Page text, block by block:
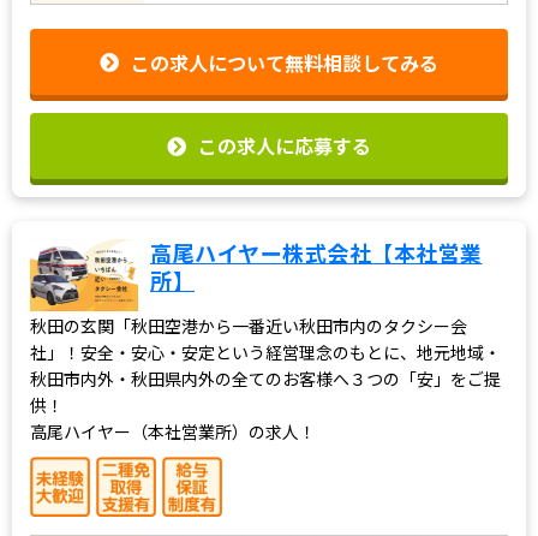
この求人について無料相談してみる
この求人に応募する
高尾ハイヤー株式会社【本社営業
所】
秋田の玄関「秋田空港から一番近い秋田市内のタクシー会
社」！安全・安心・安定という経営理念のもとに、地元地域・
秋田市内外・秋田県内外の全てのお客様へ３つの「安」をご提
供！
高尾ハイヤー（本社営業所）の求人！